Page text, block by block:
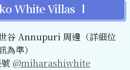
White Villas Ⅰ
谷 Annupuri 周邊（詳細位
為準）
@miharashiwhite